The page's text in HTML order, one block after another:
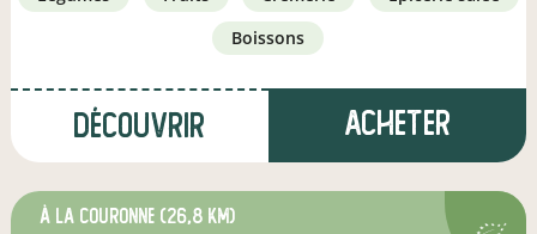
boissons
Découvrir Acheter
à La Couronne (26,8 km)